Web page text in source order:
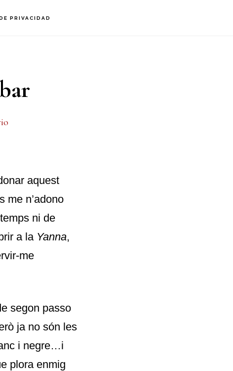
PRIVACIDAD
aquest
me n’adono
ni de
a la Yanna,
me
segon passo
ja no són les
i negre…i
plora enmig